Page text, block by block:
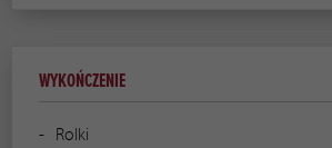
WYKOŃCZENIE
Rolki